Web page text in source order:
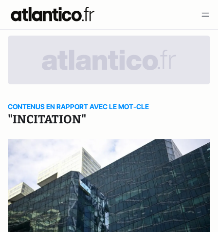
CONTENUS EN RAPPORT AVEC LE MOT-CLE
"INCITATION"